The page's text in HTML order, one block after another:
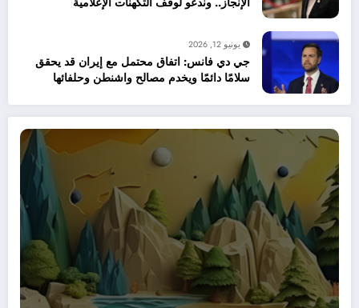
يونيو 12, 2026
جي دي فانس: اتفاق محتمل مع إيران قد يحقق
سلامًا دائمًا ويخدم مصالح واشنطن وحلفائها